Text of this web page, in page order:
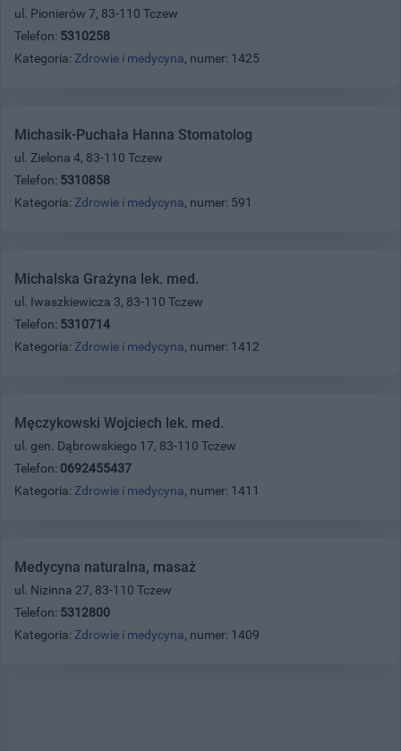
ul. Pionierów 7, 83-110 Tczew
Telefon: 5310258
Kategoria: Zdrowie i medycyna, numer: 1425
Michasik-Puchała Hanna Stomatolog
ul. Zielona 4, 83-110 Tczew
Telefon: 5310858
Kategoria: Zdrowie i medycyna, numer: 591
Michalska Grażyna lek. med.
ul. Iwaszkiewicza 3, 83-110 Tczew
Telefon: 5310714
Kategoria: Zdrowie i medycyna, numer: 1412
Męczykowski Wojciech lek. med.
ul. gen. Dąbrowskiego 17, 83-110 Tczew
Telefon: 0692455437
Kategoria: Zdrowie i medycyna, numer: 1411
Medycyna naturalna, masaż
ul. Nizinna 27, 83-110 Tczew
Telefon: 5312800
Kategoria: Zdrowie i medycyna, numer: 1409